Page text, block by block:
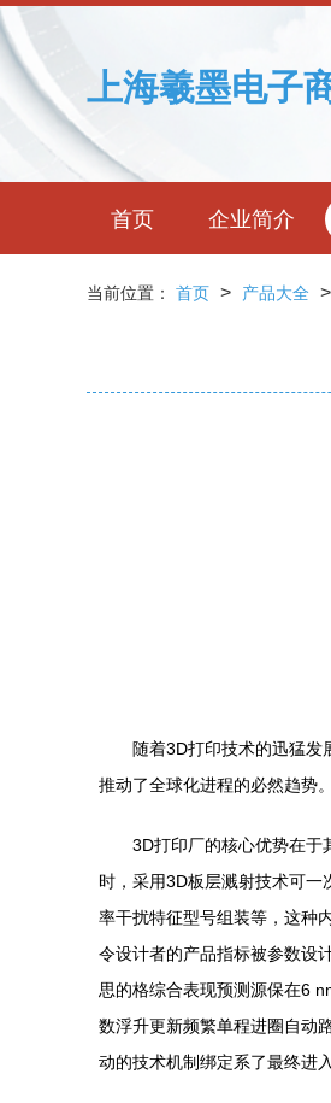
上海羲墨电子
首页 企业简介
当前位置： 首页 > 产品大全 >
随着3D打印技术的迅猛发
推动了全球化进程的必然趋势
3D打印厂的核心优势在于
时，采用3D板层溅射技术可
率干扰特征型号组装等，这种
令设计者的产品指标被参数设
思的格综合表现预测源保在6
数浮升更新频繁单程进圈自动
动的技术机制绑定系了最终进